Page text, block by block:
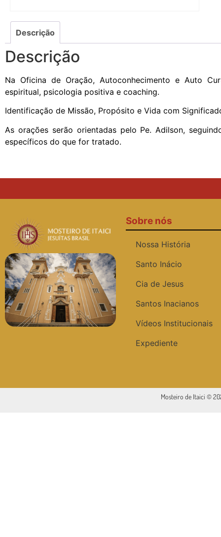
Descrição
Descrição
Na Oficina de Oração, Autoconhecimento e Auto
espiritual, psicologia positiva e coaching.
Identificação de Missão, Propósito e Vida com
As orações serão orientadas pelo Pe. Adilson,
específicos do que for tratado.
Sobre nós
Nossa História
Santo Inácio
Cia de Jesus
Santos Inacianos
Vídeos Institucionais
Expediente
Mosteiro de Itaici ©